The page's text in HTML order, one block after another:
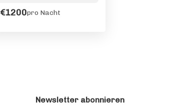
€1200pro Nacht
Newsletter abonnieren